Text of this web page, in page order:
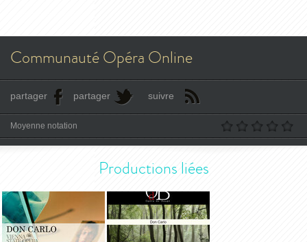
Communauté Opéra Online
partager partager suivre
Moyenne notation
Productions liées